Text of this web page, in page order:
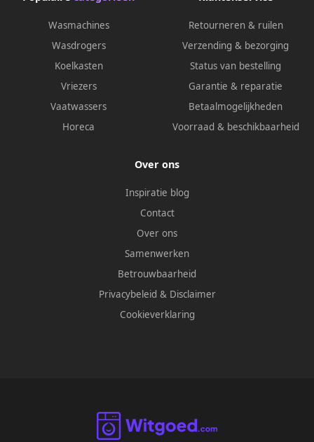
Wasmachines
Wasdrogers
Koelkasten
Vriezers
Vaatwassers
Horeca
Retourneren & ruilen
Verzending & bezorging
Status van bestelling
Garantie & reparatie
Betaalmogelijkheden
Voorraad & beschikbaarheid
Over ons
Inspiratie blog
Contact
Over ons
Samenwerken
Betrouwbaarheid
Privacybeleid & Disclaimer
Cookieverklaring